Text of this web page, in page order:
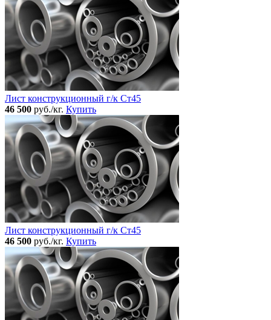
Лист конструкционный г/к Ст45
46 500 руб./кг. Купить
Лист конструкционный г/к Ст45
46 500 руб./кг. Купить